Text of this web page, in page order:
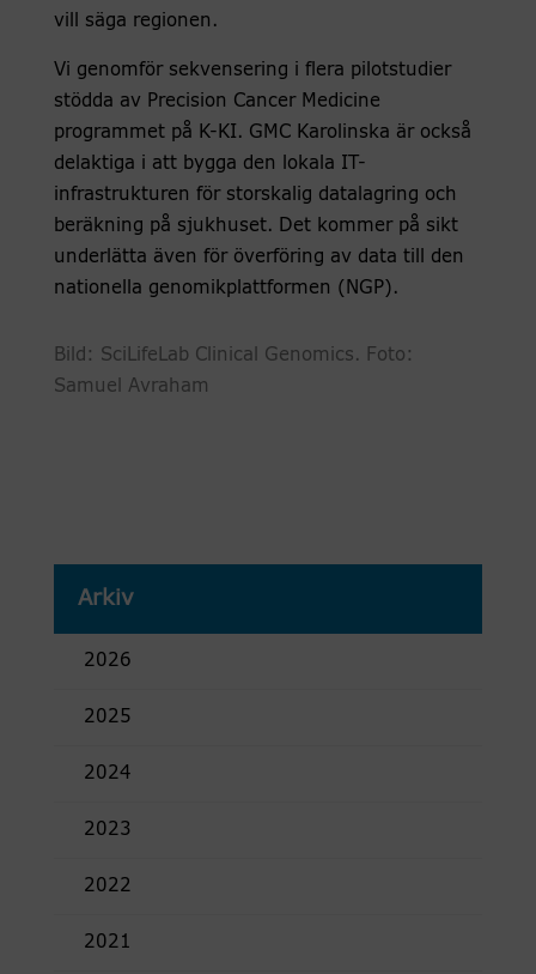
vill säga regionen.
Vi genomför sekvensering i flera pilotstudier
stödda av Precision Cancer Medicine
programmet på K-KI. GMC Karolinska är också
delaktiga i att bygga den lokala IT-
infrastrukturen för storskalig datalagring och
beräkning på sjukhuset. Det kommer på sikt
underlätta även för överföring av data till den
nationella genomikplattformen (NGP).
Bild: SciLifeLab Clinical Genomics. Foto:
Samuel Avraham
Arkiv
2026
2025
2024
2023
2022
2021